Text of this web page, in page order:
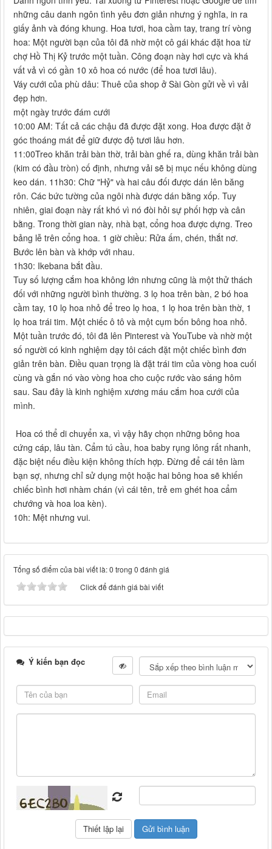
những câu danh ngôn tình yêu đơn giản nhưng ý nghĩa, in ra
giấy ảnh và đóng khung. Hoa tươi, hoa cầm tay, trang trí vòng
hoa: Một người bạn của tôi đã nhờ một cô gái khác đặt hoa từ
chợ Hồ Thị Kỷ trước một tuần. Công đoạn này hơi cực và khá
vất vả vì có gần 10 xô hoa có nước (để hoa tươi lâu).
Váy cưới của phù dâu: Thuê của shop ở Sài Gòn gửi về vì vải
đẹp hơn.
một ngày trước đám cưới
10:00 AM: Tất cả các chậu đã được đặt xong. Hoa được đặt ở
góc thoáng mát để giữ được độ tươi lâu hơn.
11:00Treo khăn trải bàn thờ, trải bàn ghế ra, dùng khăn trải bàn
(kim có đầu tròn) cố định, nhưng vải sẽ bị mục nếu không dùng
keo dán. 11h30: Chữ "Hỷ" và hai câu đối được dán lên băng
rôn. Các bức tường của ngôi nhà được dán bằng xốp. Tuy
nhiên, giai đoạn này rất khó vì nó đòi hỏi sự phối hợp và cân
bằng. Trong thời gian này, nhà bạt, cổng hoa được dựng. Treo
bảng lễ trên cổng hoa. 1 giờ chiều: Rửa ấm, chén, thắt nơ.
Bước lên bàn và khớp với nhau.
1h30: Ikebana bắt đầu.
Tuy số lượng cắm hoa không lớn nhưng cũng là một thử thách
đối với những người bình thường. 3 lọ hoa trên bàn, 2 bó hoa
cầm tay, 10 lọ hoa nhỏ để treo lọ hoa, 1 lọ hoa trên bàn thờ, 1
lọ hoa trái tim. Một chiếc ô tô và một cụm bốn bông hoa nhỏ.
Một tuần trước đó, tôi đã lên Pinterest và YouTube và nhờ một
số người có kinh nghiệm dạy tôi cách đặt một chiếc bình đơn
giản trên bàn. Điều quan trọng là đặt trái tim của vòng hoa cuối
cùng và gắn nó vào vòng hoa cho cuộc rước vào sáng hôm
sau. Sau đây là kinh nghiệm xương máu cắm hoa cưới của
mình.
Hoa có thể di chuyển xa, vì vậy hãy chọn những bông hoa
cứng cáp, lâu tàn. Cẩm tú cầu, hoa baby rụng lông rất nhanh,
đặc biệt nếu điều kiện không thích hợp. Đừng để cái tên làm
bạn sợ, nhưng chỉ sử dụng một hoặc hai bông hoa sẽ khiến
chiếc bình hơi nhàm chán (vì cái tên, trẻ em ghét hoa cẩm
chướng và hoa loa kèn).
10h: Mệt nhưng vui.
Tổng số điểm của bài viết là: 0 trong 0 đánh giá
Click để đánh giá bài viết
Ý kiến bạn đọc